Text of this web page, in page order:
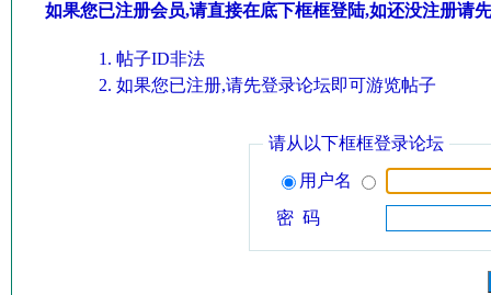
如果您已注册会员,请直接在底下框框登陆,如还没注册请
帖子ID非法
如果您已注册,请先登录论坛即可游览帖子
请从以下框框登录论坛
用户名
密 码